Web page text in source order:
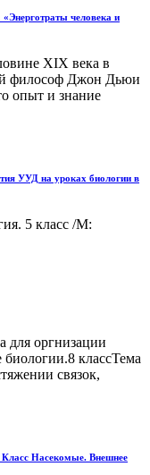
человека и
XIX века в
философ Джон Дьюи
и знание
УУД на уроках биологии в
5 класс /М:
для оргнизации
биологии.8 классТема
связок,
Класс Насекомые. Внешнее